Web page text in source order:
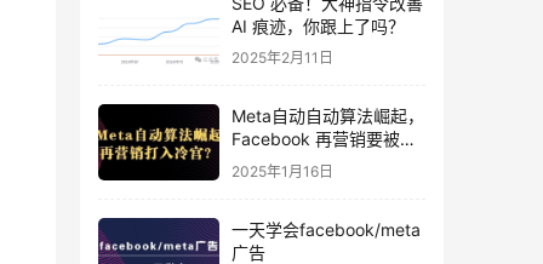
AI 痕迹，你跟上了吗？
2025年2月11日
Meta自动自动算法崛起，
Facebook 再营销要被打
入冷宫？
2025年1月16日
一天学会facebook/meta
广告